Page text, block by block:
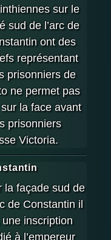
sur le
sud de l’arc de
ont des
représentant
prisonniers de
ne permet pas
la face avant
prisonniers
Victoria.
la façade sud de
de Constantin il
une inscription
à l’empereur